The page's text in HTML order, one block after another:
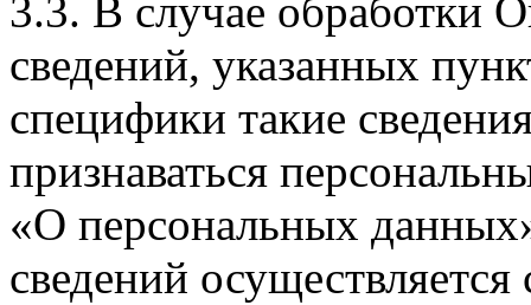
3.3. В случае обработки
сведений, указанных
специфики такие
признаваться
«О персональных
сведений